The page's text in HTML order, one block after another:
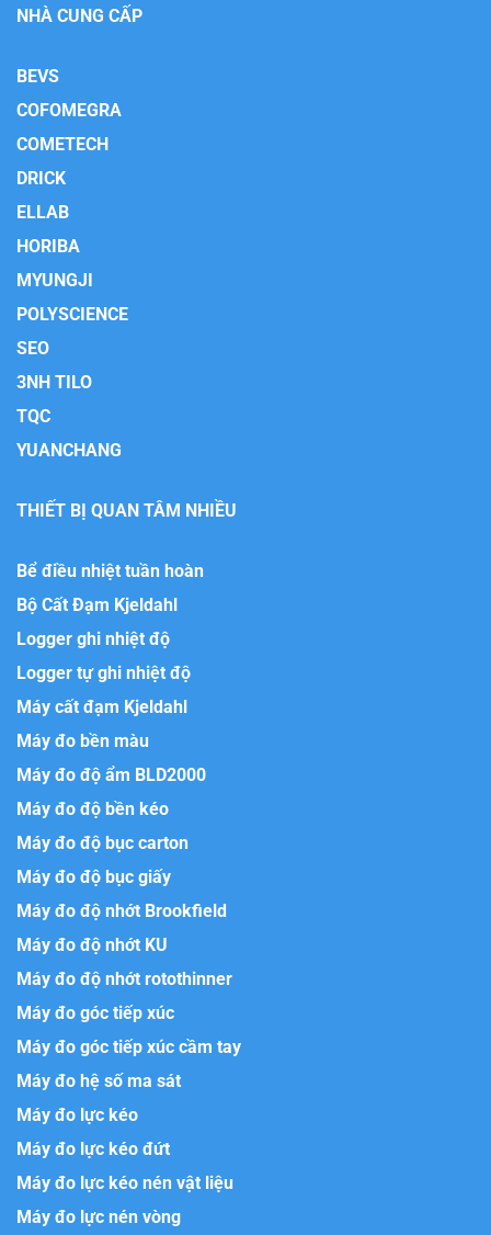
NHÀ CUNG CẤP
BEVS
COFOMEGRA
COMETECH
DRICK
ELLAB
HORIBA
MYUNGJI
POLYSCIENCE
SEO
3NH TILO
TQC
YUANCHANG
THIẾT BỊ QUAN TÂM NHIỀU
Bể điều nhiệt tuần hoàn
Bộ Cất Đạm Kjeldahl
Logger ghi nhiệt độ
Logger tự ghi nhiệt độ
Máy cất đạm Kjeldahl
Máy đo bền màu
Máy đo độ ẩm BLD2000
Máy đo độ bền kéo
Máy đo độ bục carton
Máy đo độ bục giấy
Máy đo độ nhớt Brookfield
Máy đo độ nhớt KU
Máy đo độ nhớt rotothinner
Máy đo góc tiếp xúc
Máy đo góc tiếp xúc cầm tay
Máy đo hệ số ma sát
Máy đo lực kéo
Máy đo lực kéo đứt
Máy đo lực kéo nén vật liệu
Máy đo lực nén vòng